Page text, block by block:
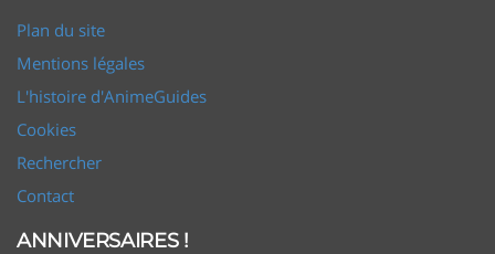
Plan du site
Mentions légales
L'histoire d'AnimeGuides
Cookies
Rechercher
Contact
ANNIVERSAIRES !